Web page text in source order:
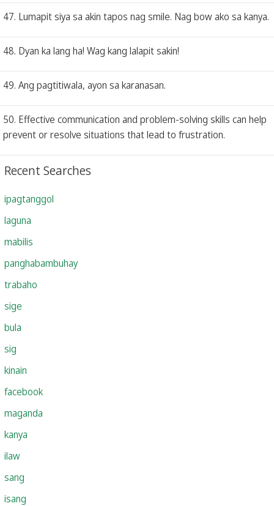
47. Lumapit siya sa akin tapos nag smile. Nag bow ako sa kanya.
48. Dyan ka lang ha! Wag kang lalapit sakin!
49. Ang pagtitiwala, ayon sa karanasan.
50. Effective communication and problem-solving skills can help
prevent or resolve situations that lead to frustration.
Recent Searches
ipagtanggol
laguna
mabilis
panghabambuhay
trabaho
sige
bula
sig
kinain
facebook
maganda
kanya
ilaw
sang
isang